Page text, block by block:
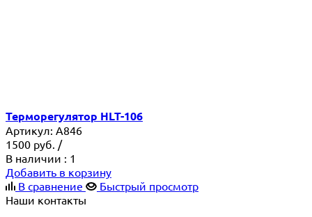
Терморегулятор HLT-106
Артикул: A846
1500 руб. /
В наличии : 1
Добавить в корзину
В сравнение
Быстрый просмотр
Наши контакты